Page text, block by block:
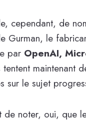
cependant, de
Gurman, le
par OpenAI,
tentent maintenant
sur le sujet
de noter, oui, que